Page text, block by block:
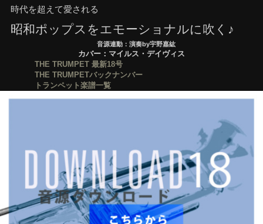
時代を超えて愛される
昭和ポップスをエモーショナルに吹く♪
音源連動：演奏by宇野嘉紘
カバー：マイルス・デイヴィス
THE TRUMPET 最新18号
THE TRUMPETバックナンバー
トランペット楽譜一覧